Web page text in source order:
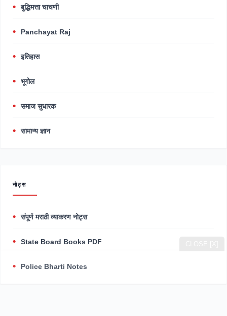
बुद्धिमत्ता चाचणी
Panchayat Raj
इतिहास
भूगोल
समाज सुधारक
सामान्य ज्ञान
नोट्स
संपूर्ण मराठी व्याकरण नोट्स
State Board Books PDF
Police Bharti Notes